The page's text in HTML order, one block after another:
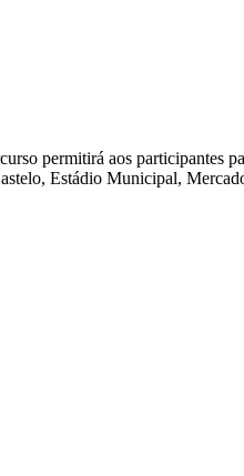
permitirá aos participantes
Estádio Municipal,